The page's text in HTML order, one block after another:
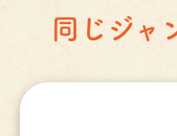
同じジャ